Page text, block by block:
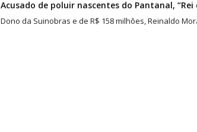
Acusado de poluir nascentes do Pantanal,
Dono da Suinobras e de R$ 158 milhões, Reinaldo